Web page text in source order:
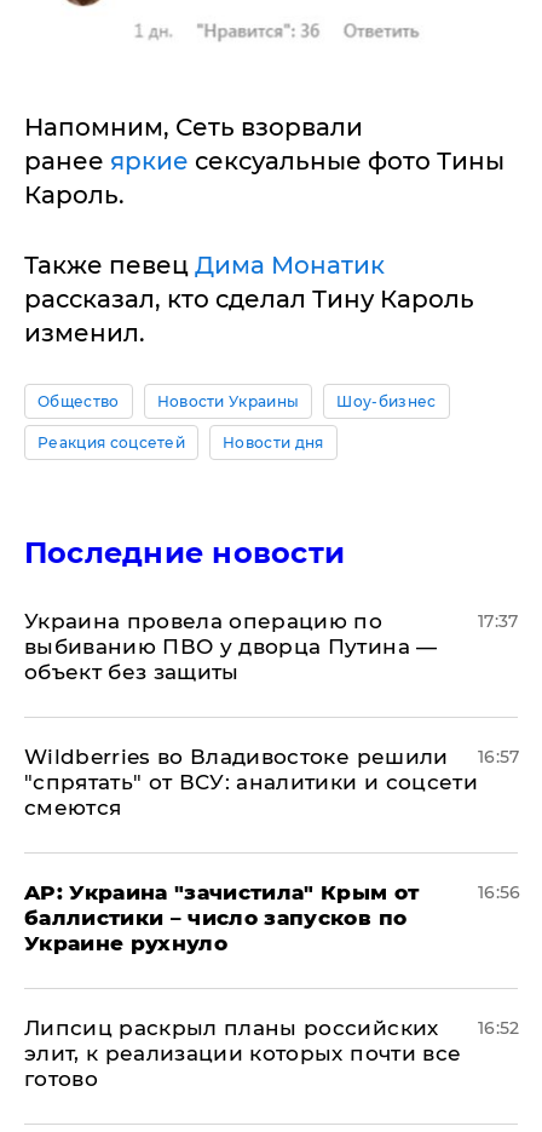
Напомним, Сеть взорвали
ранее яркие сексуальные фото Тины
Кароль.
Также певец Дима Монатик
рассказал, кто сделал Тину Кароль
изменил.
Общество Новости Украины Шоу-бизнес
Реакция соцсетей Новости дня
Последние новости
Украина провела операцию по
выбиванию ПВО у дворца Путина —
объект без защиты
17:37
Wildberries во Владивостоке решили
"спрятать" от ВСУ: аналитики и соцсети
смеются
16:57
AP: Украина "зачистила" Крым от
баллистики – число запусков по
Украине рухнуло
16:56
Липсиц раскрыл планы российских
элит, к реализации которых почти все
готово
16:52